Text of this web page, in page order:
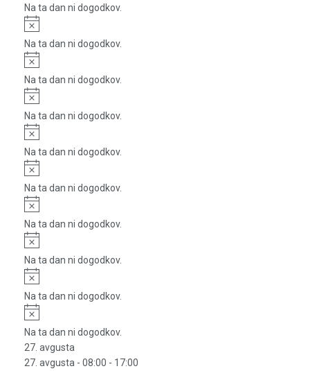
Na ta dan ni dogodkov.
Notice
Na ta dan ni dogodkov.
Notice
Na ta dan ni dogodkov.
Notice
Na ta dan ni dogodkov.
Notice
Na ta dan ni dogodkov.
Notice
Na ta dan ni dogodkov.
Notice
Na ta dan ni dogodkov.
Notice
Na ta dan ni dogodkov.
Notice
Na ta dan ni dogodkov.
Notice
Na ta dan ni dogodkov.
27. avgusta
27. avgusta - 08:00 - 17:00